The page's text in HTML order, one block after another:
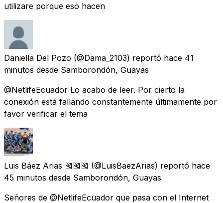
utilizare porque eso hacen
Daniella Del Pozo (@Dama_2103) reportó hace 41
minutos desde Samborondón, Guayas
@NetlifeEcuador Lo acabo de leer. Por cierto la
conexión está fallando constantemente últimamente por
favor verificar el tema
Luis Báez Arias 🎽🎽🎽 (@LuisBaezArias) reportó hace
45 minutos desde Samborondón, Guayas
Señores de @NetlifeEcuador que pasa con el Internet